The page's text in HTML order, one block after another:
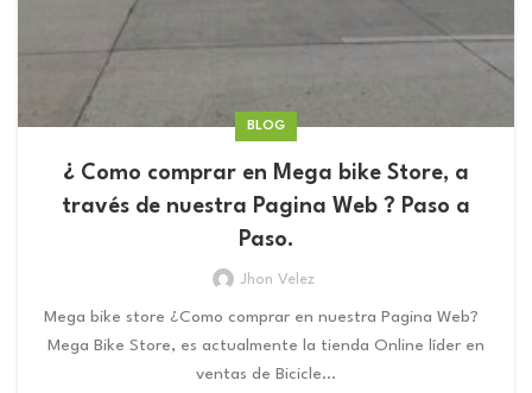
BLOG
¿ Como comprar en Mega bike Store, a
través de nuestra Pagina Web ? Paso a
Paso.
Jhon Velez
Mega bike store ¿Como comprar en nuestra Pagina Web?
Mega Bike Store, es actualmente la tienda Online líder en
ventas de Bicicle...